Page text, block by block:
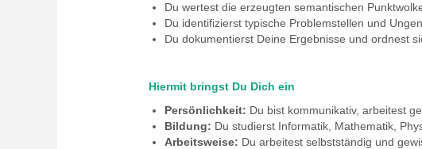
Du wertest die erzeugten semantischen
Du identifizierst typische Problemstellen und
Du dokumentierst Deine Ergebnisse und ordnest
Hiermit bringst Du Dich ein
Persönlichkeit: Du bist kommunikativ, arbeitest
Bildung: Du studierst Informatik, Mathematik,
Arbeitsweise: Du arbeitest selbstständig und